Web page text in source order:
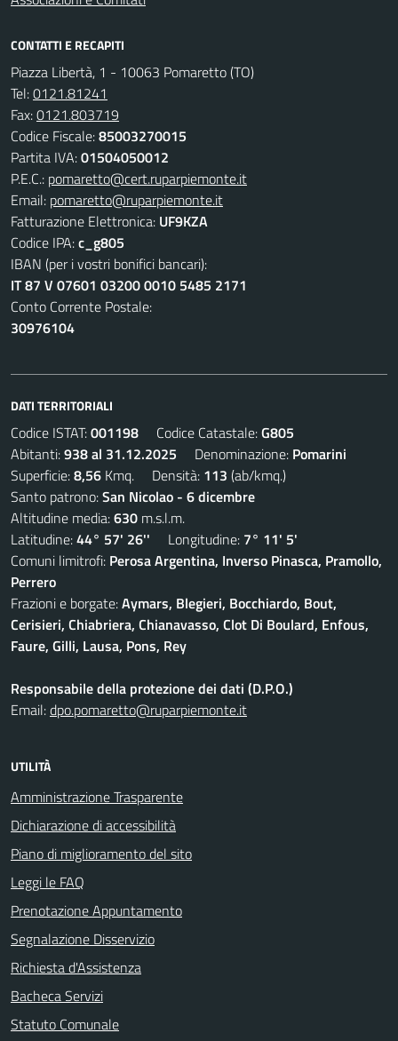
CONTATTI E RECAPITI
Piazza Libertà, 1 - 10063 Pomaretto (TO)
Tel:0121.81241
Fax:0121.803719
Codice Fiscale:85003270015
Partita IVA:01504050012
P.E.C.: pomaretto@cert.ruparpiemonte.it
Email: pomaretto@ruparpiemonte.it
Fatturazione Elettronica: UF9KZA
Codice IPA:c_g805
IBAN (per i vostri bonifici bancari):
IT 87 V 07601 03200 0010 5485 2171
Conto Corrente Postale:
30976104
DATI TERRITORIALI
Codice ISTAT:001198 Codice Catastale:G805
Abitanti:938 al 31.12.2025 Denominazione: Pomarini
Superficie:8,56 Kmq. Densità: 113 (ab/kmq.)
Santo patrono:San Nicolao - 6 dicembre
Altitudine media:630 m.s.l.m.
Latitudine:44° 57' 26'' Longitudine: 7° 11' 5'
Comuni limitrofi: Perosa Argentina, Inverso Pinasca, Pramollo,
Perrero
Frazioni e borgate:Aymars, Blegieri, Bocchiardo, Bout,
Cerisieri, Chiabriera, Chianavasso, Clot Di Boulard, Enfous,
Faure, Gilli, Lausa, Pons, Rey
Responsabile della protezione dei dati (D.P.O.)
Email:dpo.pomaretto@ruparpiemonte.it
UTILITÀ
Amministrazione Trasparente
Dichiarazione di accessibilità
Piano di miglioramento del sito
Leggi le FAQ
Prenotazione Appuntamento
Segnalazione Disservizio
Richiesta d'Assistenza
Bacheca Servizi
Statuto Comunale